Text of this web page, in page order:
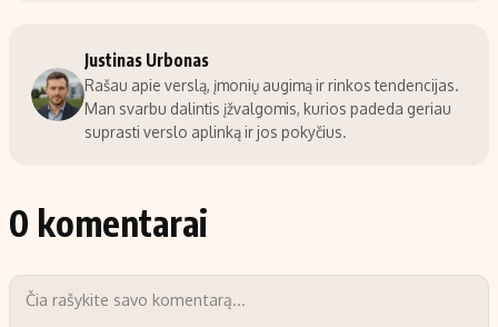
Justinas Urbonas
Rašau apie verslą, įmonių augimą ir rinkos tendencijas.
Man svarbu dalintis įžvalgomis, kurios padeda geriau
suprasti verslo aplinką ir jos pokyčius.
0 komentarai